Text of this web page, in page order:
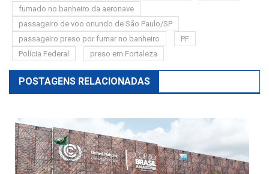
fumado no banheiro da aeronave
passageiro de voo oriundo de São Paulo/SP
passageiro preso por fumar no banheiro
PF
Polícia Federal
preso em Fortaleza
POSTAGENS RELACIONADAS